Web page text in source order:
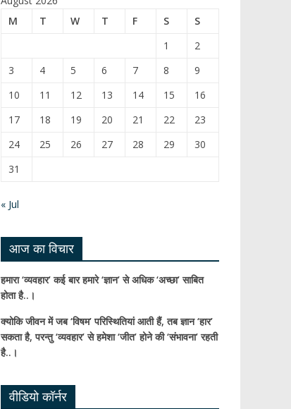
M
T W T F S
S
1
2
3
4 5 6 7 8
9
10
11 12 13 14 15
16
17
18 19 20 21 22
23
24
25 26 27 28 29
30
31
« Jul
आज का विचार
हमारा ‘व्यवहार’ कई बार हमारे ‘ज्ञान’ से अधिक ‘अच्छा’ साबित
होता है..।
क्योकि जीवन में जब ‘विषम’ परिस्थितियां आती हैं,तब ज्ञान ‘हार’
सकता है,परन्तु ‘व्यवहार’ से हमेशा ‘जीत’ होने की ‘संभावना’ रहती
है..।
वीडियो कॉर्नर